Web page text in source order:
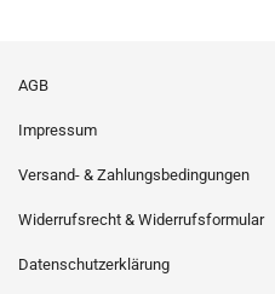
AGB
Impressum
Versand- & Zahlungsbedingungen
Widerrufsrecht & Widerrufsformular
Datenschutzerklärung